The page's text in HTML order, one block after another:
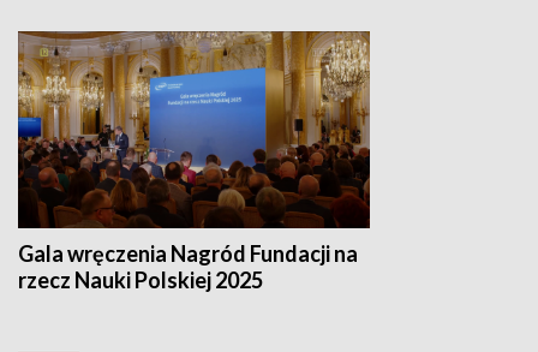
Gala wręczenia Nagród Fundacji na
rzecz Nauki Polskiej 2025